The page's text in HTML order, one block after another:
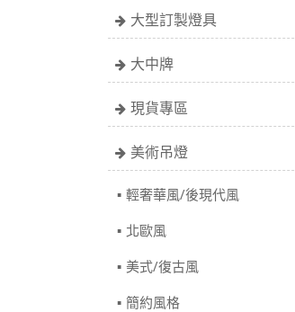
大型訂製燈具
大中牌
現貨專區
美術吊燈
輕奢華風/後現代風
北歐風
美式/復古風
簡約風格